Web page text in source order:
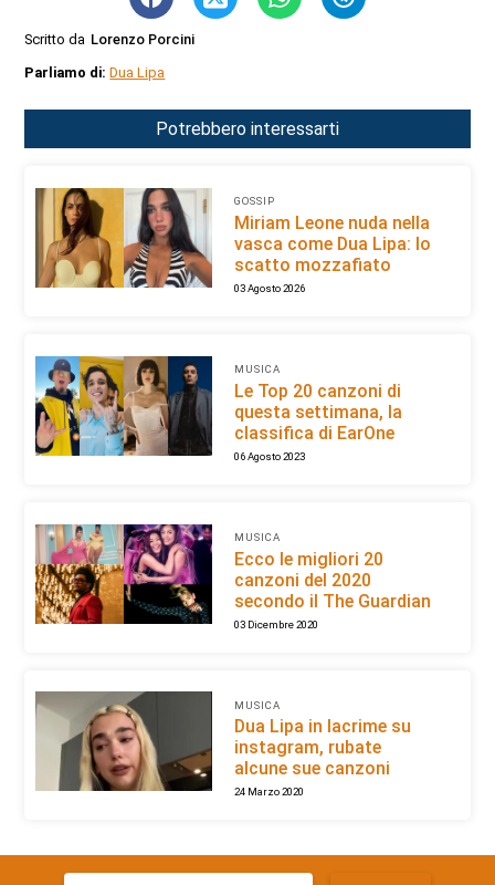
Scritto da Lorenzo Porcini
Parliamo di:Dua Lipa
Potrebbero interessarti
GOSSIP
Miriam Leone nuda nella
vasca come Dua Lipa: lo
scatto mozzafiato
03 Agosto 2026
MUSICA
Le Top 20 canzoni di
questa settimana, la
classifica di EarOne
06 Agosto 2023
MUSICA
Ecco le migliori 20
canzoni del 2020
secondo il The Guardian
03 Dicembre 2020
MUSICA
Dua Lipa in lacrime su
instagram, rubate
alcune sue canzoni
24 Marzo 2020